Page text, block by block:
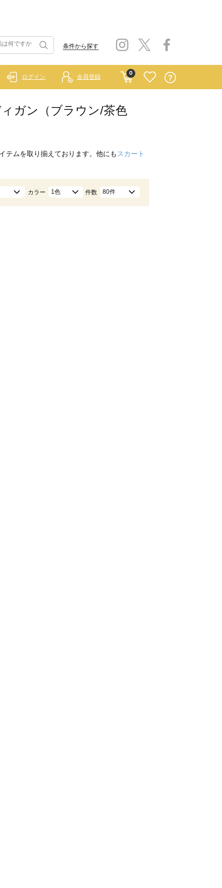
条件から探す
0
ログイン 会員登録
ガン（ブラウン/茶色
テムを取り揃えております。他にも スカート
カラー 1色 件数 80件